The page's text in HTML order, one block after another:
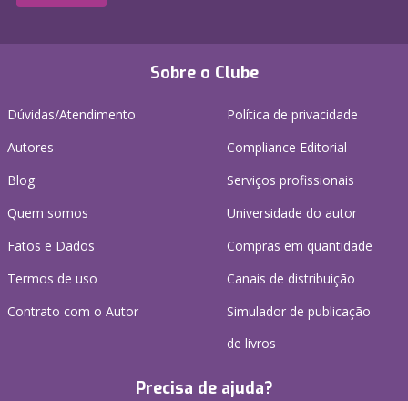
Sobre o Clube
Dúvidas/Atendimento
Autores
Blog
Quem somos
Fatos e Dados
Termos de uso
Contrato com o Autor
Política de privacidade
Compliance Editorial
Serviços profissionais
Universidade do autor
Compras em quantidade
Canais de distribuição
Simulador de publicação
de livros
Precisa de ajuda?